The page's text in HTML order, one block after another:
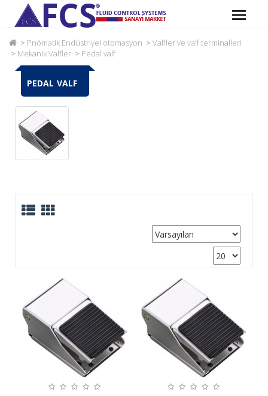
Pnömatik Endüstriyel otomasyon
Valfler ve valf terminalleri
Mekanik Valfler
Pedal valf
PEDAL VALF